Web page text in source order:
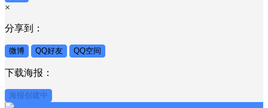
×
分享到：
微博 QQ好友 QQ空间
下载海报：
海报创建中